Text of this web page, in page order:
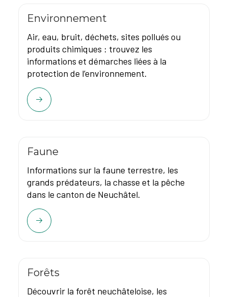
Environnement
Air, eau, bruit, déchets, sites pollués ou
produits chimiques : trouvez les
informations et démarches liées à la
protection de l’environnement.
Faune
Informations sur la faune terrestre, les
grands prédateurs, la chasse et la pêche
dans le canton de Neuchâtel.
Forêts
Découvrir la forêt neuchâteloise, les